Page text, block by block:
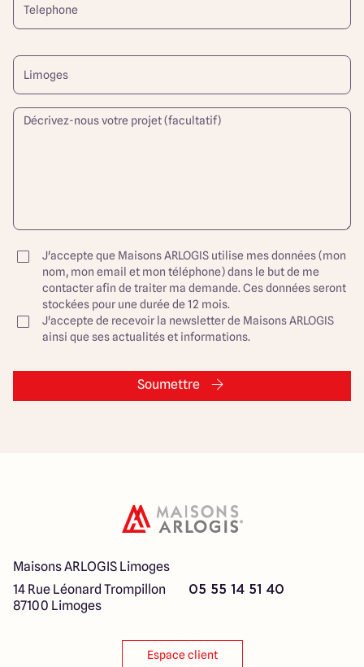
J'accepte que Maisons ARLOGIS utilise mes données (mon
nom, mon email et mon téléphone) dans le but de me
contacter afin de traiter ma demande. Ces données seront
stockées pour une durée de 12 mois.
J'accepte de recevoir la newsletter de Maisons ARLOGIS
ainsi que ses actualités et informations.
Soumettre
Maisons ARLOGIS Limoges
14 Rue Léonard Trompillon
87100 Limoges
05 55 14 51 40
Espace client